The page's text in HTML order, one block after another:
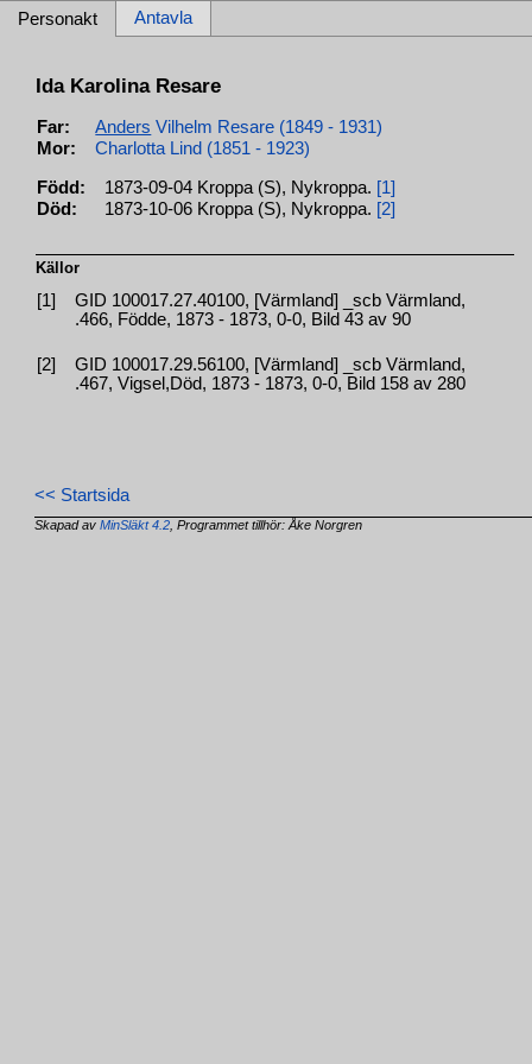
Personakt Antavla
Ida Karolina Resare
Far: Anders Vilhelm Resare (1849 - 1931)
Mor:
Charlotta Lind (1851 - 1923)
Född: 1873-09-04 Kroppa (S), Nykroppa. [1]
Död:
1873-10-06 Kroppa (S), Nykroppa. [2]
Källor
[1]
GID 100017.27.40100, [Värmland] _scb Värmland,
.466, Födde, 1873 - 1873, 0-0, Bild 43 av 90
[2]
GID 100017.29.56100, [Värmland] _scb Värmland,
.467, Vigsel,Död, 1873 - 1873, 0-0, Bild 158 av 280
<< Startsida
Skapad avMinSläkt 4.2 , Programmet tillhör: Åke Norgren